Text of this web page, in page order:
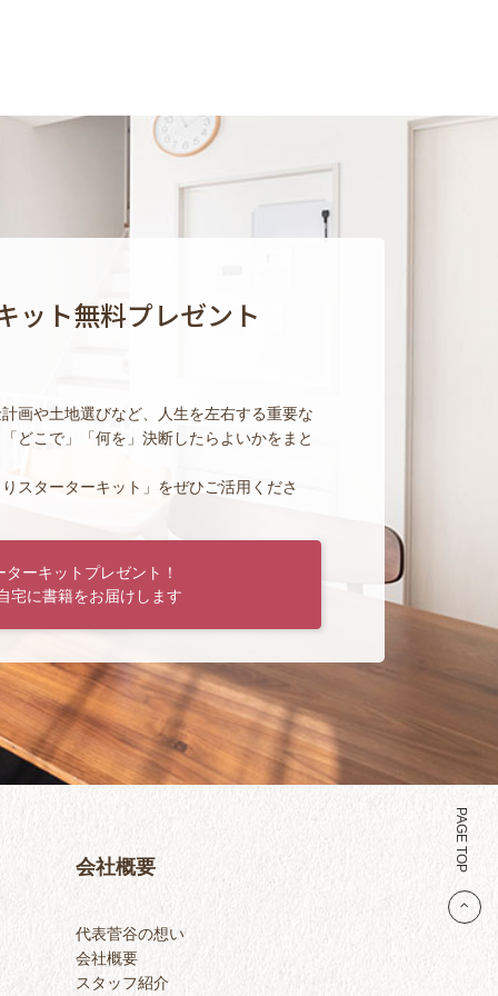
ット無料プレゼント
画や土地選びなど、人生を左右する重要な
どこで」「何を」決断したらよいかをまと
スターターキット」をぜひご活用くださ
ーキットプレゼント！
宅に書籍をお届けします
PAGE TOP
会社概要
代表菅谷の想い
会社概要
スタッフ紹介